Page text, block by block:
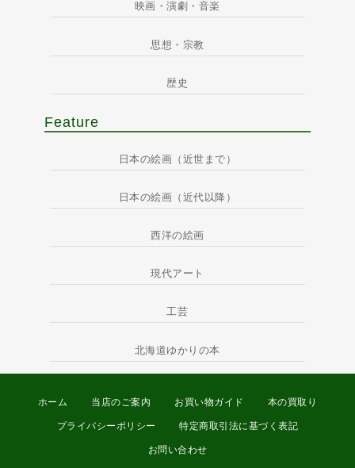
映画・演劇・音楽
思想・宗教
歴史
Feature
日本の絵画（近世まで）
日本の絵画（近代以降）
西洋の絵画
現代アート
工芸
北海道ゆかりの本
ホーム 当店のご案内 お買い物ガイド 本の買取り
プライバシーポリシー 特定商取引法に基づく表記
お問い合わせ